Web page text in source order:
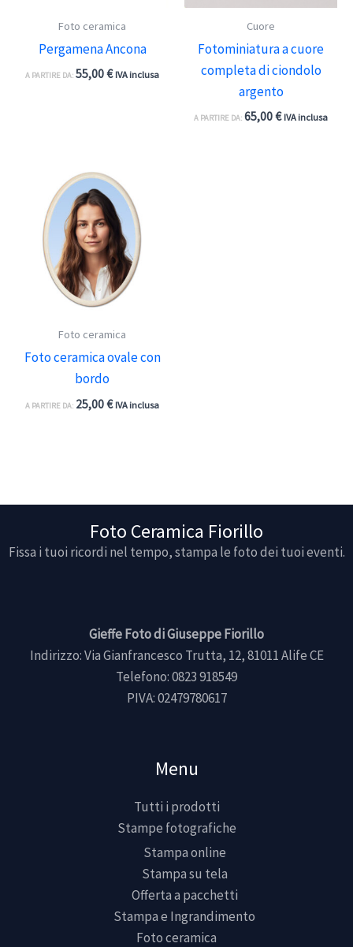
Foto ceramica
Pergamena Ancona
A PARTIRE DA: 55,00€ IVA inclusa
Cuore
Fotominiatura a cuore
completa di ciondolo
argento
A PARTIRE DA: 65,00€ IVA inclusa
Foto ceramica
Foto ceramica ovale con
bordo
A PARTIRE DA: 25,00€ IVA inclusa
Foto Ceramica Fiorillo
Fissa i tuoi ricordi nel tempo, stampa le foto dei tuoi eventi.
Gieffe Foto di Giuseppe Fiorillo
Indirizzo: Via Gianfrancesco Trutta, 12, 81011 Alife CE
Telefono: 0823 918549
PIVA: 02479780617
Menu
Tutti i prodotti
Stampe fotografiche
Stampa online
Stampa su tela
Offerta a pacchetti
Stampa e Ingrandimento
Foto ceramica